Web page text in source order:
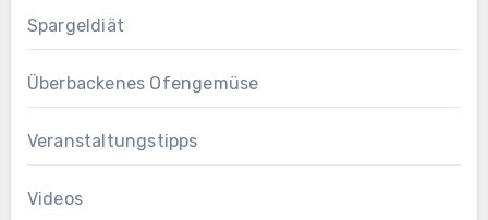
Spargeldiät
Überbackenes Ofengemüse
Veranstaltungstipps
Videos